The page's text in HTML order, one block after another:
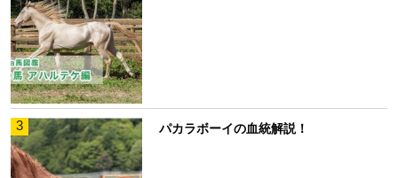
3 パカラボーイの血統解説！